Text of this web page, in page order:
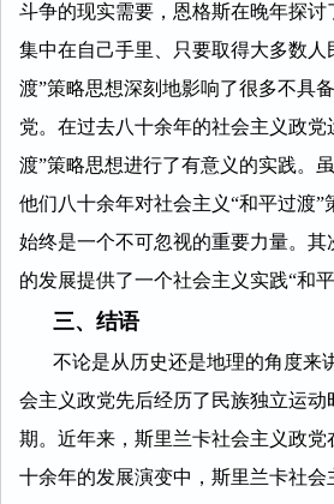
斗争的现实需要，恩格斯在晚年探
集中在自己手里、只要取得大多数
渡”策略思想深刻地影响了很多不具
党。在过去八十余年的社会主义政
渡”策略思想进行了有意义的实践。
他们八十余年对社会主义“和平过渡
始终是一个不可忽视的重要力量。
的发展提供了一个社会主义实践“和
三、结语
不论是从历史还是地理的角度来
会主义政党先后经历了民族独立运
期。近年来，斯里兰卡社会主义政
十余年的发展演变中，斯里兰卡社